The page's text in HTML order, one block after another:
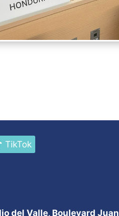
TikTok
del Valle, Boulevard Juan